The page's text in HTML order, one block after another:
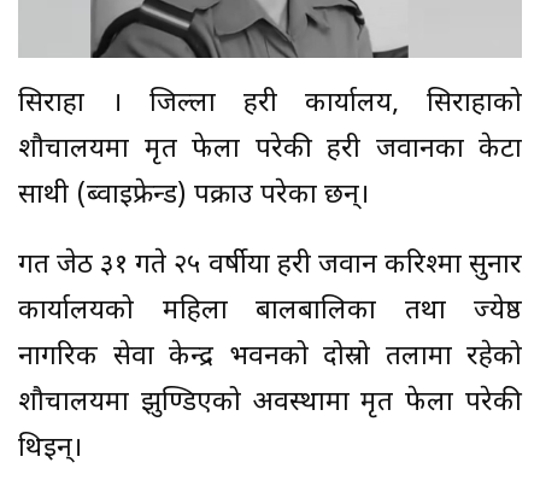
सिराहा । जिल्ला प्रहरी कार्यालय, सिराहाको
शौचालयमा मृत फेला परेकी प्रहरी जवानका केटा
साथी (ब्वाइफ्रेन्ड) पक्राउ परेका छन्।
गत जेठ ३१ गते २५ वर्षीया प्रहरी जवान करिश्मा सुनार
कार्यालयको महिला बालबालिका तथा ज्येष्ठ
नागरिक सेवा केन्द्र भवनको दोस्रो तलामा रहेको
शौचालयमा झुण्डिएको अवस्थामा मृत फेला परेकी
थिइन्।